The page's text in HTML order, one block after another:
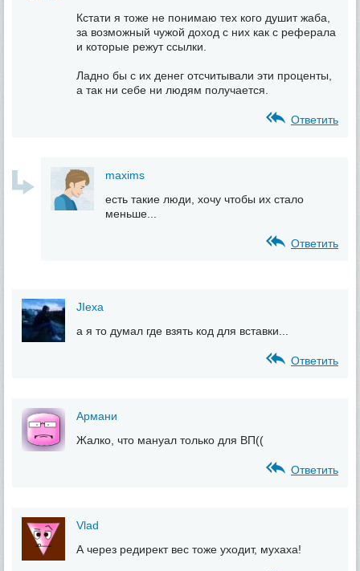
Кстати я тоже не понимаю тех кого душит жаба,
за возможный чужой доход с них как с реферала
и которые режут ссылки.
Ладно бы с их денег отсчитывали эти проценты,
а так ни себе ни людям получается.
Ответить
maxims
есть такие люди, хочу чтобы их стало
меньше...
Ответить
JIexa
а я то думал где взять код для вставки...
Ответить
Армани
Жалко, что мануал только для ВП((
Ответить
Vlad
А через редирект вес тоже уходит, мухаха!